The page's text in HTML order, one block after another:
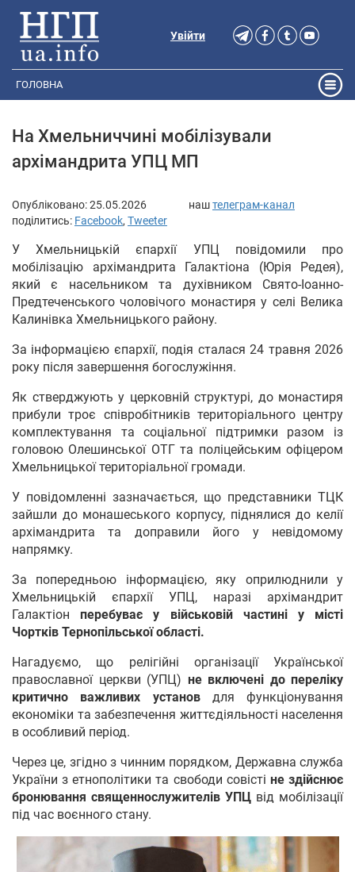
Увійти
ГОЛОВНА
На Хмельниччині мобілізували
архімандрита УПЦ МП
Опубліковано:25.05.2026 наштелеграм-канал
поділитись: Facebook, Tweeter
У Хмельницькій єпархії УПЦ повідомили про
мобілізацію архімандрита Галактіона (Юрія Редея),
який є насельником та духівником Свято-Іоанно-
Предтеченського чоловічого монастиря у селі Велика
Калинівка Хмельницького району.
За інформацією єпархії, подія сталася 24 травня 2026
року після завершення богослужіння.
Як стверджують у церковній структурі, до монастиря
прибули троє співробітників територіального центру
комплектування та соціальної підтримки разом із
головою Олешинської ОТГ та поліцейським офіцером
Хмельницької територіальної громади.
У повідомленні зазначається, що представники ТЦК
зайшли до монашеського корпусу, піднялися до келії
архімандрита та доправили його у невідомому
напрямку.
За попередньою інформацією, яку оприлюднили у
Хмельницькій єпархії УПЦ, наразі архімандрит
Галактіонперебуває у військовій частині у місті
Чортків Тернопільської області.
Нагадуємо, що релігійні організації Української
православної церкви (УПЦ) не включені до переліку
критично важливих установдля функціонування
економіки та забезпечення життєдіяльності населення
в особливий період.
Через це, згідно з чинним порядком, Державна служба
України з етнополітики та свободи совісті не здійснює
бронювання священнослужителів УПЦ від мобілізації
під час воєнного стану.